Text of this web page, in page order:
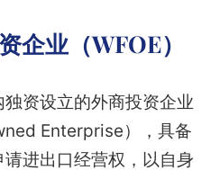
企业（WFOE）
资设立的外商投资企业
Enterprise），具备
进出口经营权，以自身